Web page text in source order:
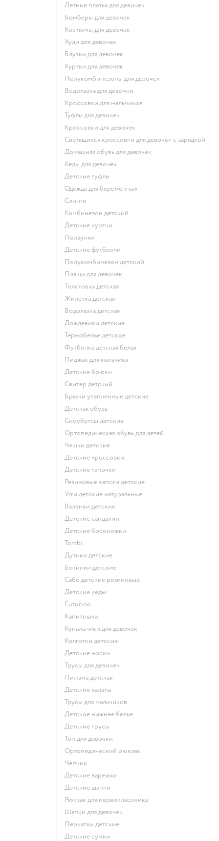
Летние платья для девочек
Бомберы для девочек
Костюмы для девочек
Худи для девочек
Блузки для девочек
Куртки для девочек
Полукомбинезоны для девочек
Водолазка для девочки
Кроссовки для мальчиков
Туфли для девочек
Кроссовки для девочек
Светящиеся кроссовки для девочек с зарядкой
Домашняя обувь для девочек
Кеды для девочек
Детские туфли
Одежда для беременных
Слинги
Комбинезон детский
Детские куртки
Ползунки
Детские футболки
Полукомбинезон детский
Плащи для девочек
Толстовка детская
Жилетка детская
Водолазка детская
Дождевики детские
Термобелье детское
Футболка детская белая
Пиджак для мальчика
Детские брюки
Свитер детский
Брюки утепленные детские
Детская обувь
Сноубутсы детские
Ортопедическая обувь для детей
Чешки детские
Детские кроссовки
Детские тапочки
Резиновые сапоги детские
Угги детские натуральные
Валенки детские
Детские сандалии
Детские босоножки
Tombi
Дутики детские
Ботинки детские
Сабо детские резиновые
Детские кеды
Futurino
Капитошка
Купальники для девочек
Колготки детские
Детские носки
Трусы для девочек
Пижама детская
Детские халаты
Трусы для мальчиков
Детское нижнее белье
Детские трусы
Топ для девочки
Ортопедический рюкзак
Чепчик
Детские варежки
Детские шапки
Рюкзак для первоклассника
Шапки для девочек
Перчатки детские
Детские сумки